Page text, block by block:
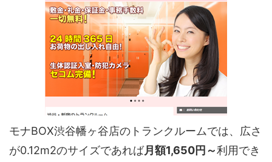
モナBOX渋谷幡ヶ谷店のトランクルームでは、広さ
が0.12m2のサイズであれば月額1,650円～利用でき